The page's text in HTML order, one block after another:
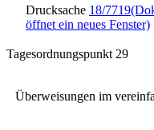
Drucksache 18/7719
öffnet ein neues Fenster)
Tagesordnungspunkt 29
Überweisungen im